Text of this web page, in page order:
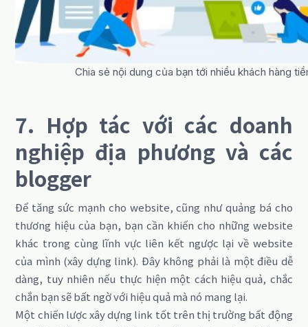
Chia sẻ nội dung của bạn tới nhiều khách hàng
7. Hợp tác với các doanh
nghiệp địa phương và các
blogger
Để tăng sức mạnh cho website, cũng như quảng bá cho
thương hiệu của bạn, bạn cần khiến cho những website
khác trong cùng lĩnh vực liên kết ngược lại về website
của mình (xây dựng link). Đây không phải là một điều dễ
dàng, tuy nhiên nếu thực hiện một cách hiệu quả, chắc
chắn bạn sẽ bất ngờ với hiệu quả mà nó mang lại.
Một chiến lược xây dựng link tốt trên thị trường bất động